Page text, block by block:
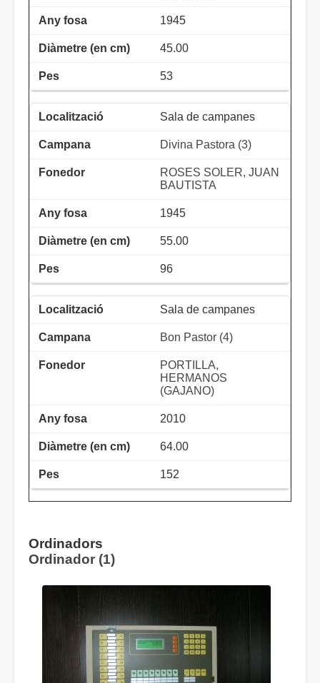
1945
45.00
53
Sala de campanes
Divina Pastora (3)
ROSES SOLER, JUAN
BAUTISTA
1945
55.00
96
Sala de campanes
Bon Pastor (4)
PORTILLA,
HERMANOS
(GAJANO)
2010
64.00
152
Ordinadors
Ordinador (1)